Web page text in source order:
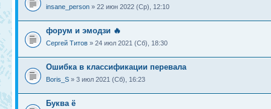
insane_person » 22 июн 2022 (Ср), 12:10
форум и эмодзи 🔥
Сергей Титов » 24 июл 2021 (Сб), 18:30
Ошибка в классификации перевала
Boris_S » 3 июл 2021 (Сб), 16:23
Буква ё